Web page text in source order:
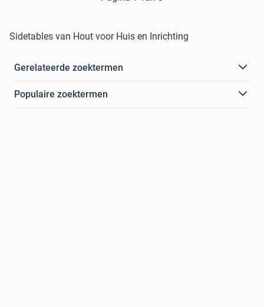
Sidetables van Hout voor Huis en Inrichting
Gerelateerde zoektermen
Populaire zoektermen